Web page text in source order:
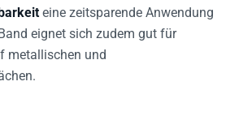
eine zeitsparende Anwendung
eignet sich zudem gut für
metallischen und